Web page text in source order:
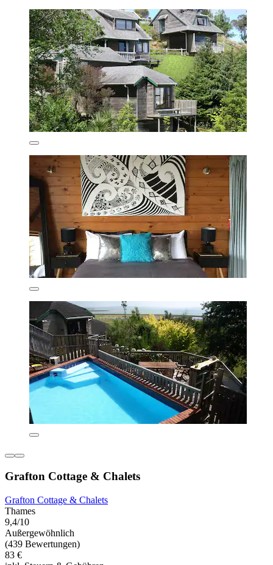
Grafton Cottage & Chalets
Grafton Cottage & Chalets
Thames
9,4/10
Außergewöhnlich
(439 Bewertungen)
83 €